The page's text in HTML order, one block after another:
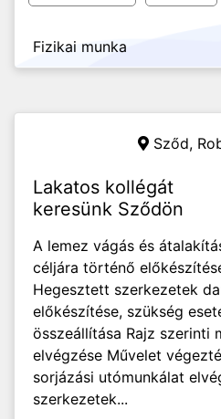
Fizikai munka
Sződ,
Lakatos kollégát
keresünk Sződön
A lemez vágás és
céljára történő
Hegesztett szerkezetek
előkészítése, szükség
összeállítása Rajz szerinti
elvégzése Művelet
sorjázási utómunkálat
szerkezetek...